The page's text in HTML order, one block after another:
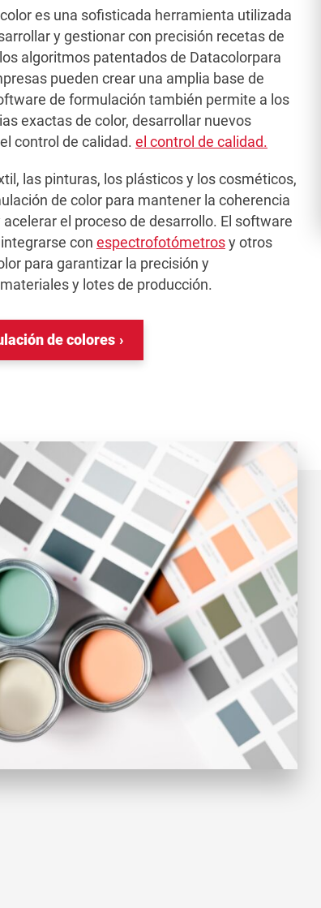
es una sofisticada herramienta utilizada
y gestionar con precisión recetas de
algoritmos patentados de Datacolorpara
pueden crear una amplia base de
de formulación también permite a los
exactas de color, desarrollar nuevos
control de calidad. el control de calidad.
las pinturas, los plásticos y los cosméticos,
de color para mantener la coherencia
el proceso de desarrollo. El software
con espectrofotómetrosy otros
para garantizar la precisión y
y lotes de producción.
de colores